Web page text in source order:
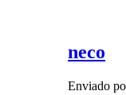
neco
Enviado